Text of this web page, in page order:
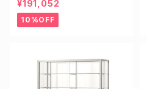
新型業務用ガラスケース ショー
ケース
¥191,052
10%OFF